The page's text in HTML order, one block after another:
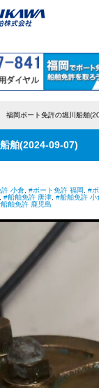
福岡ボート免許の堀川船舶
舶(2024-09-07)
小倉 #ボート免許 福岡 #
#船舶免許 唐津 #船舶免許 小
舶免許 鹿児島